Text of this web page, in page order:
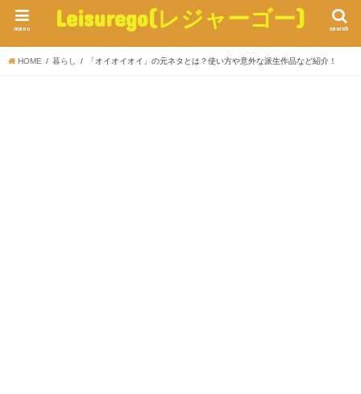
Leisurego(レジャーゴー) search
menu
HOME 暮らし 「オイオイオイ」の元ネタとは？使い方や意外な派生作品など紹介！